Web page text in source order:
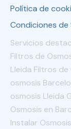
Política de
Condiciones de
Servicios
Filtros de
Lleida Filtros
osmosis
osmosis Lleida
Osmosis en
Instalar